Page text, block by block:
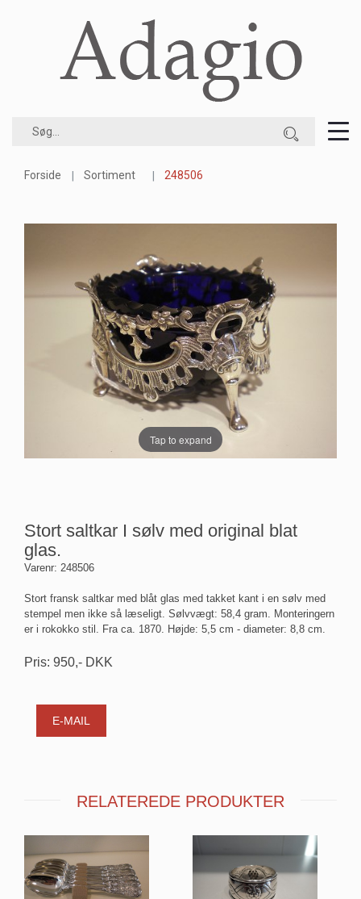
Forside Sortiment 248506
Tap to expand
Stort saltkar I sølv med original blat
glas.
Varenr: 248506
Stort fransk saltkar med blåt glas med takket kant i en sølv med
stempel men ikke så læseligt. Sølvvægt: 58,4 gram. Monteringern
er i rokokko stil. Fra ca. 1870. Højde: 5,5 cm - diameter: 8,8 cm.
Pris: 950,- DKK
E-MAIL
RELATEREDE PRODUKTER